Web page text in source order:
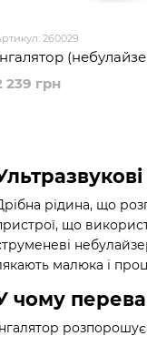
рідина, що
що
малюка і
чому
260029
239 грн